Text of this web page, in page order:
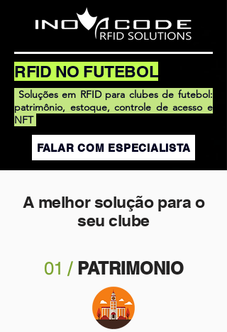
RFID NO FUTEBOL
Soluções em RFID para clubes de futebol:
patrimônio, estoque, controle de acesso e
NFT
FALAR COM ESPECIALISTA
A melhor solução para o
seu clube
01 / PATRIMONIO